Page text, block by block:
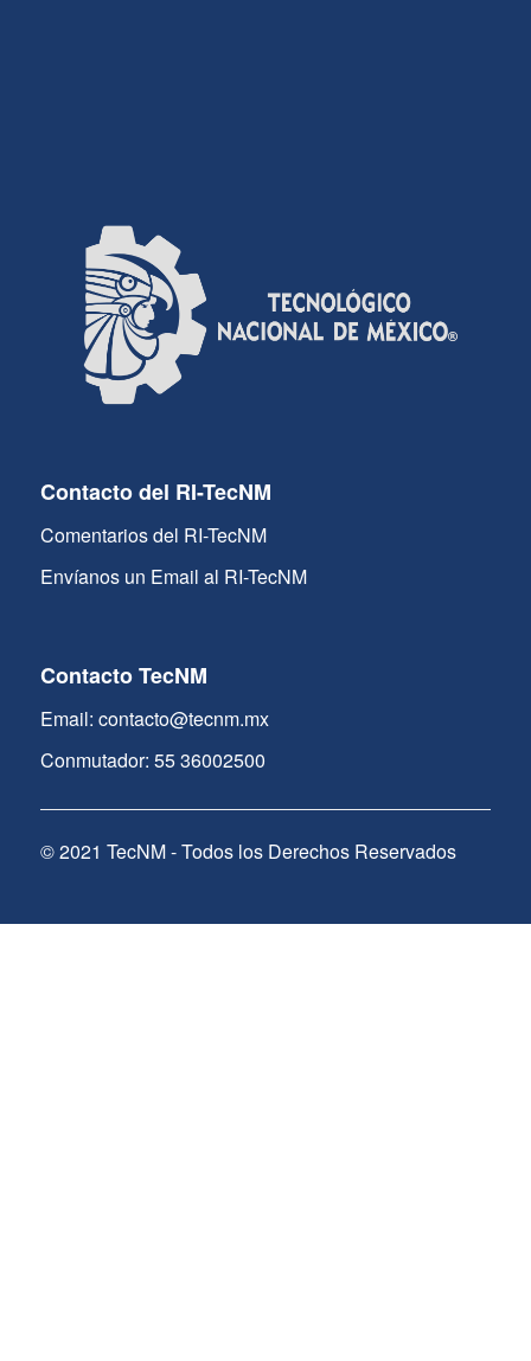
Contacto del RI-TecNM
Comentarios del RI-TecNM
Envíanos un Email al RI-TecNM
Contacto TecNM
Email: contacto@tecnm.mx
Conmutador: 55 36002500
© 2021 TecNM - Todos los Derechos Reservados